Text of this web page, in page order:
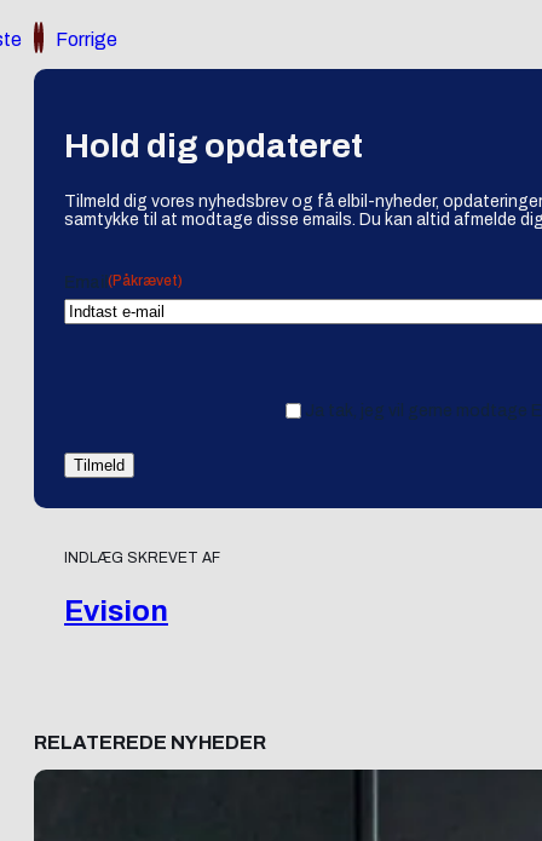
Forrige
Hold dig opdateret
Tilmeld dig vores nyhedsbrev og få elbil-nyheder,
samtykke til at modtage disse emails. Du kan altid afmelde
Email (Påkrævet)
Ja tak, jeg vil gerne modtage
INDLÆG SKREVET AF
Evision
RELATEREDE NYHEDER